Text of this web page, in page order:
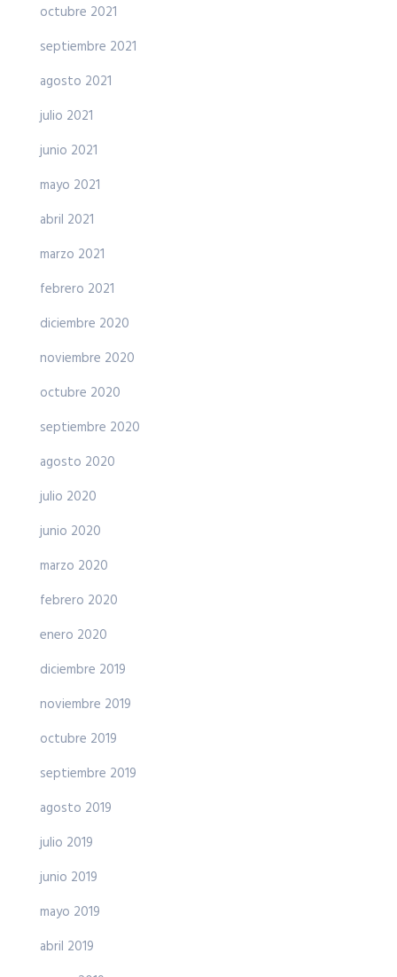
octubre 2021
septiembre 2021
agosto 2021
julio 2021
junio 2021
mayo 2021
abril 2021
marzo 2021
febrero 2021
diciembre 2020
noviembre 2020
octubre 2020
septiembre 2020
agosto 2020
julio 2020
junio 2020
marzo 2020
febrero 2020
enero 2020
diciembre 2019
noviembre 2019
octubre 2019
septiembre 2019
agosto 2019
julio 2019
junio 2019
mayo 2019
abril 2019